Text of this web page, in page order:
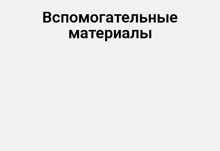
Вспомогательные
материалы